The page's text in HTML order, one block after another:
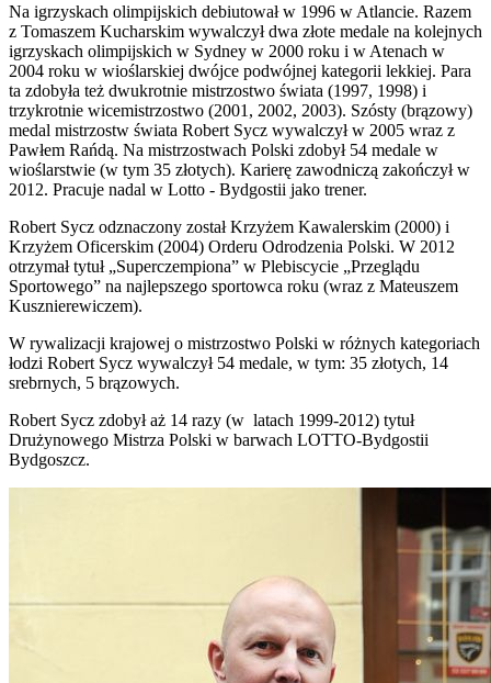
Na igrzyskach olimpijskich debiutował w 1996 w Atlancie. Razem
z Tomaszem Kucharskim wywalczył dwa złote medale na kolejnych
igrzyskach olimpijskich w Sydney w 2000 roku i w Atenach w
2004 roku w wioślarskiej dwójce podwójnej kategorii lekkiej. Para
ta zdobyła też dwukrotnie mistrzostwo świata (1997, 1998) i
trzykrotnie wicemistrzostwo (2001, 2002, 2003). Szósty (brązowy)
medal mistrzostw świata Robert Sycz wywalczył w 2005 wraz z
Pawłem Rańdą. Na mistrzostwach Polski zdobył 54 medale w
wioślarstwie (w tym 35 złotych). Karierę zawodniczą zakończył w
2012. Pracuje nadal w Lotto - Bydgostii jako trener.
Robert Sycz odznaczony został Krzyżem Kawalerskim (2000) i
Krzyżem Oficerskim (2004) Orderu Odrodzenia Polski. W 2012
otrzymał tytuł „Superczempiona” w Plebiscycie „Przeglądu
Sportowego” na najlepszego sportowca roku (wraz z Mateuszem
Kusznierewiczem).
W rywalizacji krajowej o mistrzostwo Polski w różnych kategoriach
łodzi Robert Sycz wywalczył 54 medale, w tym: 35 złotych, 14
srebrnych, 5 brązowych.
Robert Sycz zdobył aż 14 razy (w latach 1999-2012) tytuł
Drużynowego Mistrza Polski w barwach LOTTO-Bydgostii
Bydgoszcz.